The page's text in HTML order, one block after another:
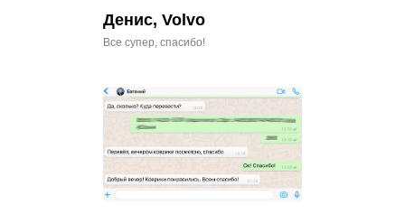
Денис, Volvo
Все супер, спасибо!